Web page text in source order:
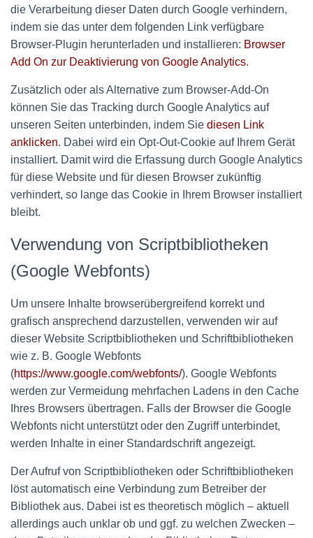
die Verarbeitung dieser Daten durch Google verhindern,
indem sie das unter dem folgenden Link verfügbare
Browser-Plugin herunterladen und installieren: Browser
Add On zur Deaktivierung von Google Analytics.
Zusätzlich oder als Alternative zum Browser-Add-On
können Sie das Tracking durch Google Analytics auf
unseren Seiten unterbinden, indem Sie diesen Link
anklicken. Dabei wird ein Opt-Out-Cookie auf Ihrem Gerät
installiert. Damit wird die Erfassung durch Google Analytics
für diese Website und für diesen Browser zukünftig
verhindert, so lange das Cookie in Ihrem Browser installiert
bleibt.
Verwendung von Scriptbibliotheken
(Google Webfonts)
Um unsere Inhalte browserübergreifend korrekt und
grafisch ansprechend darzustellen, verwenden wir auf
dieser Website Scriptbibliotheken und Schriftbibliotheken
wie z. B. Google Webfonts
(https://www.google.com/webfonts/). Google Webfonts
werden zur Vermeidung mehrfachen Ladens in den Cache
Ihres Browsers übertragen. Falls der Browser die Google
Webfonts nicht unterstützt oder den Zugriff unterbindet,
werden Inhalte in einer Standardschrift angezeigt.
Der Aufruf von Scriptbibliotheken oder Schriftbibliotheken
löst automatisch eine Verbindung zum Betreiber der
Bibliothek aus. Dabei ist es theoretisch möglich – aktuell
allerdings auch unklar ob und ggf. zu welchen Zwecken –